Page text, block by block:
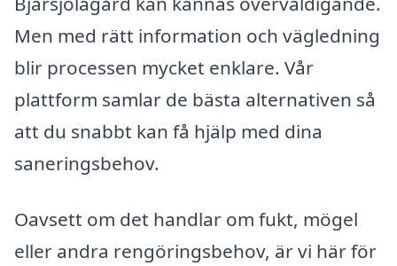
Men med rätt information och vägledning
blir processen mycket enklare. Vår
plattform samlar de bästa alternativen så
att du snabbt kan få hjälp med dina
saneringsbehov.
Oavsett om det handlar om fukt, mögel
eller andra rengöringsbehov, är vi här för